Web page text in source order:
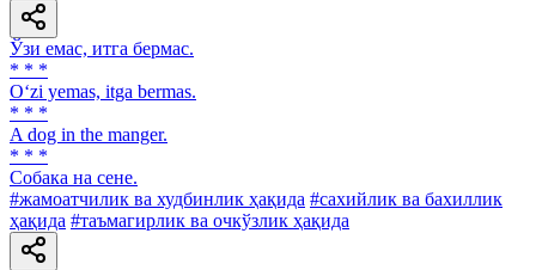
Ўзи емас, итга бермас.
* * *
O‘zi yemas, itga bermas.
* * *
A dog in the manger.
* * *
Собака на сене.
#жамоатчилик ва худбинлик ҳақида #сахийлик ва бахиллик
ҳақида #таъмагирлик ва очкўзлик ҳақида